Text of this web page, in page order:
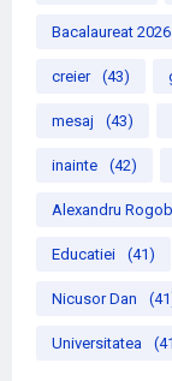
Bacalaureat 2026
creier (43)
mesaj (43)
inainte (42)
Alexandru
Educatiei (41)
Nicusor Dan
Universitatea